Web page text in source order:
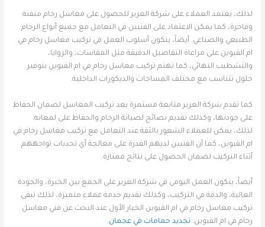
لذلك، يعتمد العملاء على شركة الغرير للحصول على مغاسل رخام متقنة
وفاخرة، كما يمكن الاعتماد على الفنيين في التعامل مع جميع أنواع الرخام
الطبيعي والصناعي. أيضاً، يتكون أسلوب العمل في تركيب مغاسل رخام في
ام القيوين على مراعاة التفاصيل الدقيقة مثل المقاسات، والزوايا،
والتشطيب النهائي، كما تهتم تركيب مغاسل رخام في ام القيوين بتوفير
حلول تتناسب مع مختلف المساحات والديكورات الداخلية.
كما تقدم شركة الغرير متابعة مستمرة بعد تركيب المغاسل لضمان الحفاظ
على جودتها، وكذلك تقديم نصائح لصيانة الرخام والحفاظ على لمعانه.
لذلك، يمكن للعملاء الشعور بالثقة عند التعامل مع تركيب مغاسل رخام في
ام القيوين، كما أن الفنيين لديهم القدرة على معالجة أي تحديات تواجههم
أثناء التركيب لضمان الحصول على نتائج ممتازة.
أيضاً، يتكون العمل اليومي في شركة الغرير على الجمع بين الخبرة، والجودة
العالية، والدقة في التركيب، وكذلك تقديم خدمة عملاء متميزة، لذلك تبقى
تركيب مغاسل رخام في ام القيوين الخيار الأول عند البحث عن فني مغاسل
رخام في ام القيوين. تجديد حمامات في عجمان